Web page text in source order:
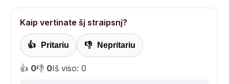
Kaip vertinate šį straipsnį?
👍 Pritariu 👎 Nepritariu
👍 0👎 0Iš viso: 0